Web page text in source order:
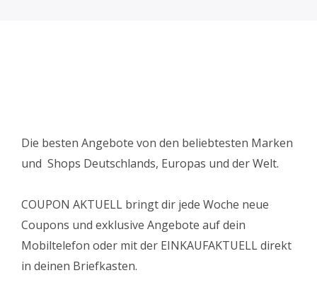
Die besten Angebote von den beliebtesten Marken
und Shops Deutschlands, Europas und der Welt.
COUPON AKTUELL bringt dir jede Woche neue
Coupons und exklusive Angebote auf dein
Mobiltelefon oder mit der EINKAUFAKTUELL direkt
in deinen Briefkasten.